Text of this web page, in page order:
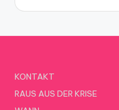
KONTAKT
RAUS AUS DER KRISE